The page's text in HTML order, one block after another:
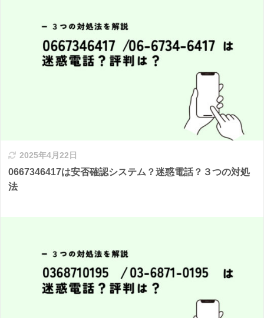
2025年4月22日
0667346417は安否確認システム？迷惑電話？３つの対処
法